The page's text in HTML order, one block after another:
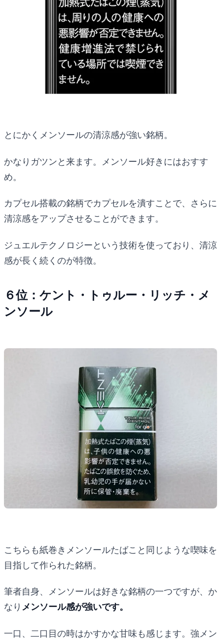
とにかくメンソールの清涼感が強い銘柄。
かなりガツンと来ます。メンソール好きにはおすす
め。
カプセル搭載の銘柄でカプセルを潰すことで、さらに
清涼感をアップさせることができます。
ジュエルテクノロジーという技術を使っており、清涼
感が長く続くのが特徴。
６位：ケント・トゥルー・リッチ・メ
ンソール
こちらも紙巻きメンソールたばこと同じような喫味を
目指して作られた銘柄。
筆者自身、メンソールは好きな銘柄の一つですが、か
なり メンソール感が強いです。
一口、二口目の時はかすかな甘味も感じます。強メン